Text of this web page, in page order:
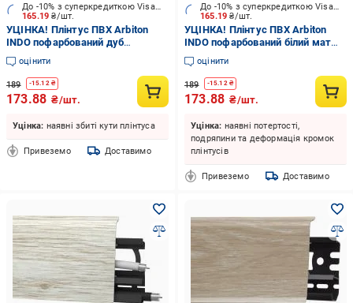
165.19₴/шт.
До -10% з суперкредиткою Visa Вигода
УЦІНКА! Плінтус ПВХ Arbiton
INDO пофарбований дуб
платиновий 70x2500 мм (УЦ
№3823)
оцінити
189 -15.12₴
173.88 ₴/шт.
Уцінка: наявні збиті кути плінтуса
Привеземо Доставимо
165.19₴/шт.
До -10% з суперкредиткою Visa Вигода
УЦІНКА! Плінтус ПВХ Arbiton
INDO пофарбований білий мат
70x2500 мм (УЦ №3813)
оцінити
189 -15.12₴
173.88 ₴/шт.
Уцінка: наявні потертості,
подряпини та деформація кромок
плінтусів
Привеземо Доставимо